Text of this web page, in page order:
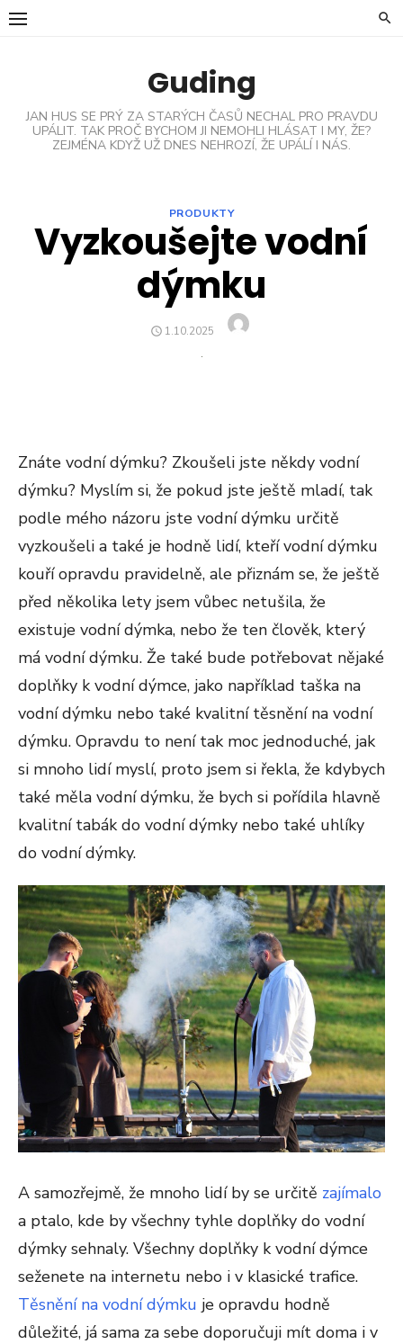
Skip
Guding
JAN HUS SE PRÝ ZA STARÝCH ČASŮ NECHAL PRO PRAVDU
UPÁLIT. TAK PROČ BYCHOM JI NEMOHLI HLÁSAT I MY, ŽE?
ZEJMÉNA KDYŽ UŽ DNES NEHROZÍ, ŽE UPÁLÍ I NÁS.
PRODUKTY
Vyzkoušejte vodní
dýmku
POSTED
1.10.2025
Znáte vodní dýmku? Zkoušeli jste někdy vodní
dýmku? Myslím si, že pokud jste ještě mladí, tak
podle mého názoru jste vodní dýmku určitě
vyzkoušeli a také je hodně lidí, kteří vodní dýmku
kouří opravdu pravidelně, ale přiznám se, že ještě
před několika lety jsem vůbec netušila, že
existuje vodní dýmka, nebo že ten člověk, který
má vodní dýmku. Že také bude potřebovat nějaké
doplňky k vodní dýmce, jako například taška na
vodní dýmku nebo také kvalitní těsnění na vodní
dýmku. Opravdu to není tak moc jednoduché, jak
si mnoho lidí myslí, proto jsem si řekla, že kdybych
také měla vodní dýmku, že bych si pořídila hlavně
kvalitní tabák do vodní dýmky nebo také uhlíky
do vodní dýmky.
A samozřejmě, že mnoho lidí by se určitě zajímalo
a ptalo, kde by všechny tyhle doplňky do vodní
dýmky sehnaly. Všechny doplňky k vodní dýmce
seženete na internetu nebo i v klasické trafice.
Těsnění na vodní dýmku je opravdu hodně
důležité, já sama za sebe doporučuji mít doma i v